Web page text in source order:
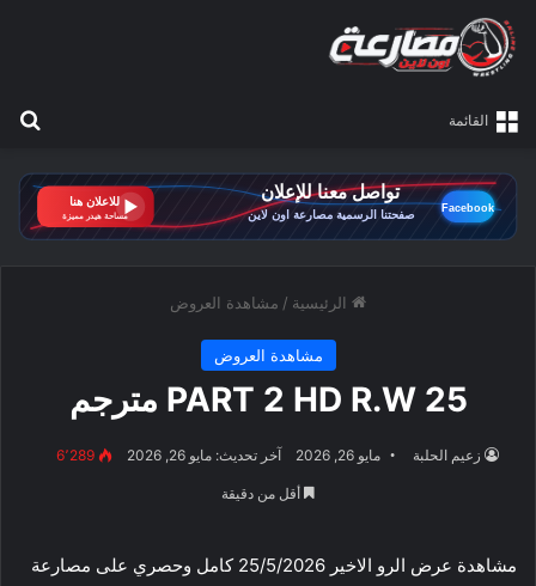
القائمة
الرئيسية / مشاهدة العروض
مشاهدة العروض
PART 2 HD R.W 25 مترجم
زعيم الحلبة مايو 26, 2026 آخر تحديث: مايو 26, 2026 6٬289
أقل من دقيقة
مشاهدة عرض الرو الاخير 25/5/2026 كامل وحصري على مصارعة